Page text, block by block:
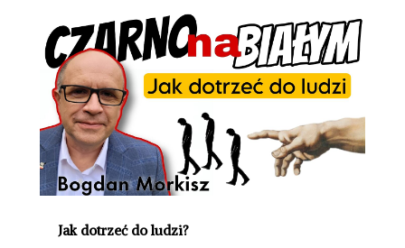
Jak dotrzeć do ludzi?